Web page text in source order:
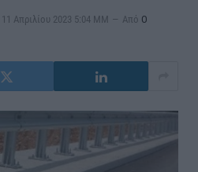
11 Απριλίου 2023 5:04 ΜΜ Από Ο